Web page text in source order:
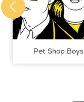
Pet Shop Boys